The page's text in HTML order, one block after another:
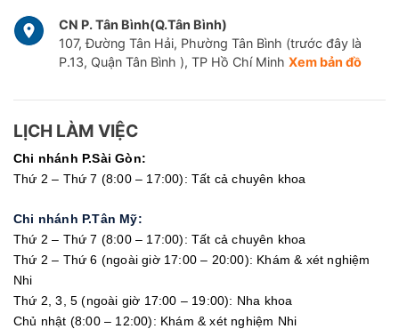
CN P. Tân Bình(Q.Tân Bình)
107, Đường Tân Hải, Phường Tân Bình (trước đây là
P.13, Quận Tân Bình ), TP Hồ Chí Minh Xem bản đồ
LỊCH LÀM VIỆC
Chi nhánh P.Sài Gòn:
Thứ 2 – Thứ 7 (8:00 – 17:00): Tất cả chuyên khoa
Chi nhánh P.Tân Mỹ:
Thứ 2 – Thứ 7 (8:00 – 17:00): Tất cả chuyên khoa
Thứ 2 – Thứ 6 (ngoài giờ 17:00 – 20:00): Khám & xét nghiệm
Nhi
Thứ 2, 3, 5 (ngoài giờ 17:00 – 19:00): Nha khoa
Chủ nhật (8:00 – 12:00): Khám & xét nghiệm Nhi